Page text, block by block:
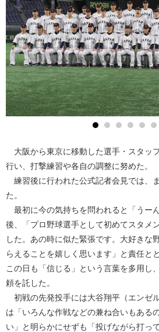
大阪から東京に移動した選手・スタッ
行い、打撃練習や各自の調整に努めた。
練習後に行われた公式記者会見では、
た。
最初に今の気持ちを問われると「うー
後、「プロ野球選手として初めてスタメ
した。あの時に似た緊張です。大好きな
らえることを嬉しく思います」と責任と
この日も「信じる」という言葉を多用し
頼を託した。
初戦の先発投手には大谷翔平（エンゼ
は「いろんな作戦などの兼ね合いもある
い」と明らかにせずも「投げながら打っ